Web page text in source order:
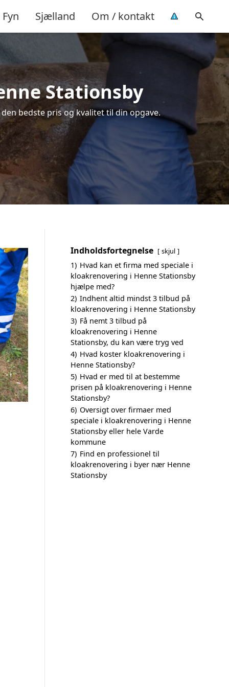
Fyn Sjælland Om / kontakt
Stationsby
bedste pris og kvalitet til din opgave.
Indholdsfortegnelse skjul
1) Hvad kan et firma med speciale i
kloakrenovering i Henne Stationsby
hjælpe med?
2) Indhent altid mindst 3 tilbud på
kloakrenovering i Henne Stationsby
3) Få nemt 3 tilbud på
kloakrenovering i Henne
Stationsby, du kan være tryg ved
4) Hvad koster kloakrenovering i
Henne Stationsby?
5) Hvad er med til at bestemme
prisen på kloakrenovering i Henne
Stationsby?
6) Oversigt over firmaer med
speciale i kloakrenovering i Henne
Stationsby eller hele Varde
kommune
7) Find en professionel til
kloakrenovering i byer nær Henne
Stationsby